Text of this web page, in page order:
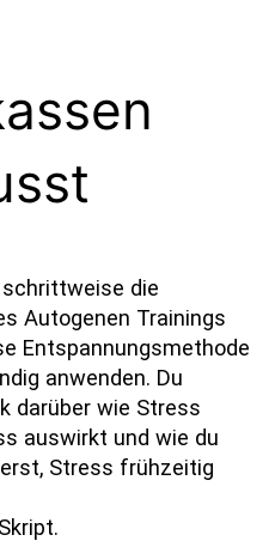
die
Autogenen Trainings
Entspannungsmethode
anwenden. Du
darüber wie Stress
auswirkt und wie du
Stress frühzeitig